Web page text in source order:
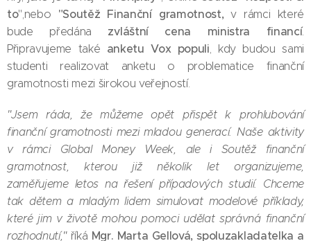
to",nebo "Soutěž Finanční gramotnost, v rámci které
bude předána zvláštní cena ministra financí.
Připravujeme také anketu Vox populi, kdy budou sami
studenti realizovat anketu o problematice finanční
gramotnosti mezi širokou veřejností.
"Jsem ráda, že můžeme opět přispět k prohlubování
finanční gramotnosti mezi mladou generací. Naše aktivity
v rámci Global Money Week, ale i Soutěž finanční
gramotnost, kterou již několik let organizujeme,
zaměřujeme letos na řešení případových studií. Chceme
tak dětem a mladým lidem simulovat modelové příklady,
které jim v životě mohou pomoci udělat správná finanční
rozhodnutí,"říká Mgr. Marta Gellová,spoluzakladatelka a